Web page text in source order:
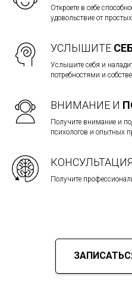
Откроете в себе
удовольствие от
УСЛЫШИТЕ
Услышите себя и
потребностями и
ВНИМАНИЕ И
Получите внимание и
психологов и опытных
КОНСУЛЬТАЦИЯ
Получите